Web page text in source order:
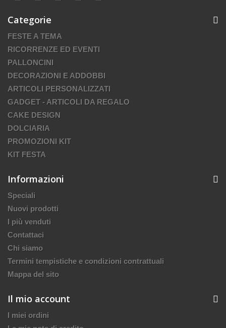
Categorie
FESTE A TEMA
RICORRENZE ED EVENTI
PALLONCINI
DECORAZIONI E ADDOBBI
ARTICOLI PERSONALIZZATI
GADGET - ARTICOLI DA REGALO
CAKE DESIGN
DOLCIARIA
PROMOZIONI KIT
KIT FESTA
Informazioni
Speciali
Nuovi prodotti
I più venduti
Contattaci
Chi siamo
Termini tempistiche e condizioni contrattuali
Mappa del sito
Il mio account
I miei ordini